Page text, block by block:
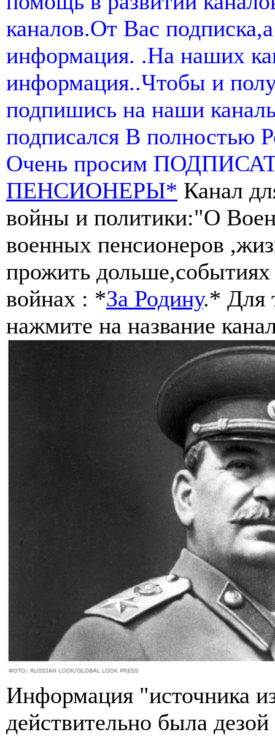
каналов.От Вас
информация. .На наших
информация..Чтобы и
подпишись на наши
подписался В полностью
Очень просим
ПЕНСИОНЕРЫ* Канал
войны и политики:"О
военных пенсионеров
прожить
войнах : *За Родину.* Для
нажмите на название
Информация "источника
действительно была дезой